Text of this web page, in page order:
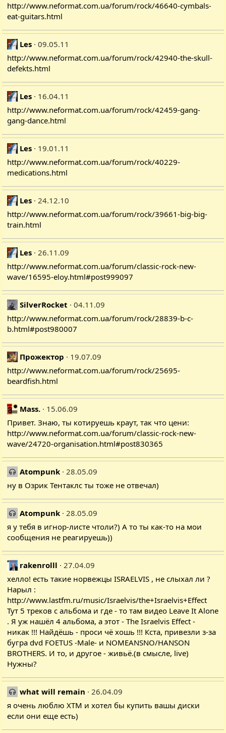
http://www.neformat.com.ua/forum/rock/46640-cymbals-
eat-guitars.html
Les
09.05.11
http://www.neformat.com.ua/forum/rock/42940-the-skull-
defekts.html
Les
16.04.11
http://www.neformat.com.ua/forum/rock/42459-gang-
gang-dance.html
Les
19.01.11
http://www.neformat.com.ua/forum/rock/40229-
medications.html
Les
24.12.10
http://www.neformat.com.ua/forum/rock/39661-big-big-
train.html
Les
26.11.09
http://www.neformat.com.ua/forum/classic-rock-new-
wave/16595-eloy.html#post999097
SilverRocket
04.11.09
http://www.neformat.com.ua/forum/rock/28839-b-c-
b.html#post980007
Прожектор
19.07.09
http://www.neformat.com.ua/forum/rock/25695-
beardfish.html
Mass.
15.06.09
Привет. Знаю, ты котируешь краут, так что цени:
http://www.neformat.com.ua/forum/classic-rock-new-
wave/24720-organisation.html#post830365
Atompunk
28.05.09
ну в Озрик Тентаклс ты тоже не отвечал)
Atompunk
28.05.09
я у тебя в игнор-листе чтоли?) А то ты как-то на мои
сообщения не реагируешь))
rakenrolll
27.04.09
хелло! есть такие норвежцы ISRAELVIS , не слыхал ли ?
Нарыл :
http://www.lastfm.ru/music/Israelvis/the+Israelvis+Effect
Тут 5 треков с альбома и где - то там видео Leave It Alone
. Я уж нашёл 4 альбома, а этот - The Israelvis Effect -
никак !!! Найдёшь - проси чё хошь !!! Кста, привезли з-за
бугра dvd FOETUS -Male- и NOMEANSNO/HANSON
BROTHERS. И то, и другое - живьё.(в смысле, live)
Нужны?
what will remain
26.04.09
я очень люблю ХТМ и хотел бы купить вашы диски
если они еще есть)